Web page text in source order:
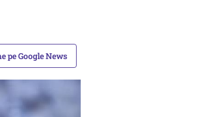
pe Google News